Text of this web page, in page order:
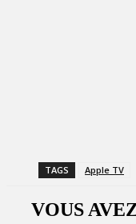
TAGS Apple TV
VOUS